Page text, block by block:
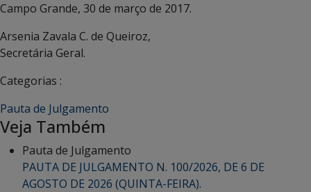
Campo Grande, 30 de março de 2017.
Arsenia Zavala C. de Queiroz,
Secretária Geral.
Categorias :
Pauta de Julgamento
Veja Também
Pauta de Julgamento
PAUTA DE JULGAMENTO N. 100/2026, DE 6 DE
AGOSTO DE 2026 (QUINTA-FEIRA).